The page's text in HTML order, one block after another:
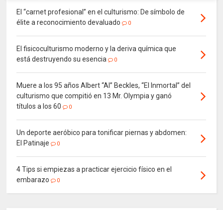
El “carnet profesional” en el culturismo: De símbolo de
élite a reconocimiento devaluado
0
El fisicoculturismo moderno y la deriva química que
está destruyendo su esencia
0
Muere a los 95 años Albert “Al” Beckles, “El Inmortal” del
culturismo que compitió en 13 Mr. Olympia y ganó
títulos a los 60
0
Un deporte aeróbico para tonificar piernas y abdomen:
El Patinaje
0
4 Tips si empiezas a practicar ejercicio físico en el
embarazo
0